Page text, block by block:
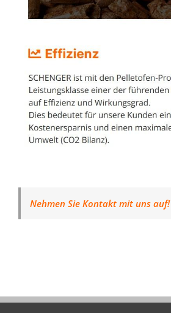
Nehmen Sie Kontakt mit uns auf!